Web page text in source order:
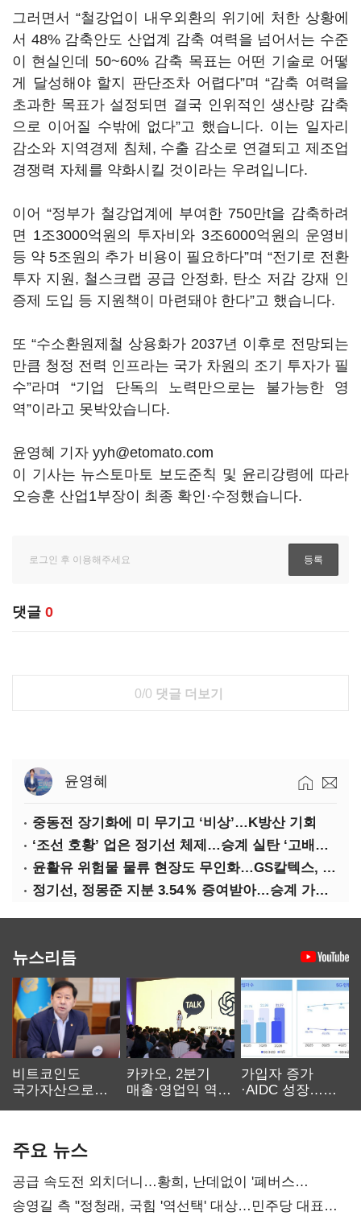
그러면서 “철강업이 내우외환의 위기에 처한 상황에
서 48% 감축안도 산업계 감축 여력을 넘어서는 수준
이 현실인데 50~60% 감축 목표는 어떤 기술로 어떻
게 달성해야 할지 판단조차 어렵다”며 “감축 여력을
초과한 목표가 설정되면 결국 인위적인 생산량 감축
으로 이어질 수밖에 없다”고 했습니다. 이는 일자리
감소와 지역경제 침체, 수출 감소로 연결되고 제조업
경쟁력 자체를 약화시킬 것이라는 우려입니다.
이어 “정부가 철강업계에 부여한 750만t을 감축하려
면 1조3000억원의 투자비와 3조6000억원의 운영비
등 약 5조원의 추가 비용이 필요하다”며 “전기로 전환
투자 지원, 철스크랩 공급 안정화, 탄소 저감 강재 인
증제 도입 등 지원책이 마련돼야 한다”고 했습니다.
또 “수소환원제철 상용화가 2037년 이후로 전망되는
만큼 청정 전력 인프라는 국가 차원의 조기 투자가 필
수”라며 “기업 단독의 노력만으로는 불가능한 영
역”이라고 못박았습니다.
윤영혜 기자 yyh@etomato.com
이 기사는 뉴스토마토 보도준칙 및 윤리강령에 따라
오승훈 산업1부장이 최종 확인·수정했습니다.
댓글 0
0/0 댓글 더보기
윤영혜
중동전 장기화에 미 무기고 ‘비상’…K방산 기회
‘조선 호황’ 업은 정기선 체제…승계 실탄 ‘고배당’ 주목
윤활유 위험물 물류 현장도 무인화…GS칼텍스, 디지털 전환 가속
정기선, 정몽준 지분 3.54％ 증여받아…승계 가속화
뉴스리듬
비트코인도
국가자산으로…'
카카오, 2분기
매출·영업익 역대
가입자 증가
·AIDC 성장…
주요 뉴스
공급 속도전 외치더니…황희, 난데없이 '폐버스
리모델링' 제안
송영길 측 "정청래, 국힘 '역선택' 대상…민주당 대표로